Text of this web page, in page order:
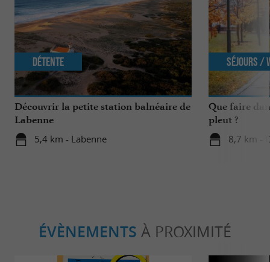
Découvrir la petite station balnéaire de
Labenne
5,4 km - Labenne
Détente
Que faire
pleut ?
8,7 km -
Séjours /
ÉVÈNEMENTS À PROXIMITÉ